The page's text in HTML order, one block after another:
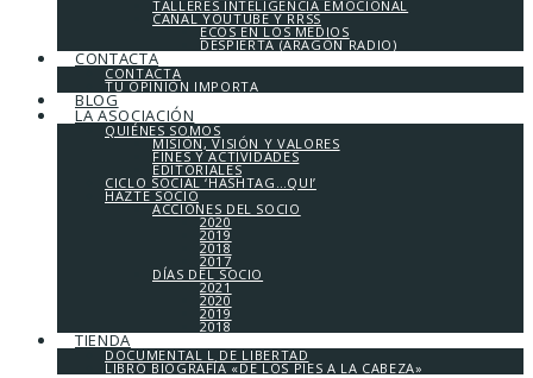
TALLERES INTELIGENCIA EMOCIONAL
CANAL YOUTUBE Y RRSS
ECOS EN LOS MEDIOS
DESPIERTA (ARAGÓN RADIO)
CONTACTA
CONTACTA
TU OPINIÓN IMPORTA
BLOG
LA ASOCIACIÓN
QUIÉNES SOMOS
MISIÓN, VISIÓN Y VALORES
FINES Y ACTIVIDADES
EDITORIALES
CICLO SOCIAL ‘HASHTAG…QUI’
HAZTE SOCIO
ACCIONES DEL SOCIO
2020
2019
2018
2017
DÍAS DEL SOCIO
2021
2020
2019
2018
TIENDA
DOCUMENTAL L DE LIBERTAD
LIBRO BIOGRAFÍA «DE LOS PIES A LA CABEZA»